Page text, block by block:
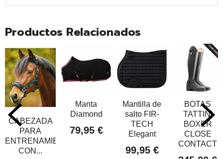
Productos Relacionados
CABEZADA
PARA
ENTRENAMIENTO
CON...
Manta
Diamond
79,95 €
Mantilla de
salto FIR-
TECH
Elegant
99,95 €
BOTAS
TATTINI
BOXER
CLOSE
CONTACT